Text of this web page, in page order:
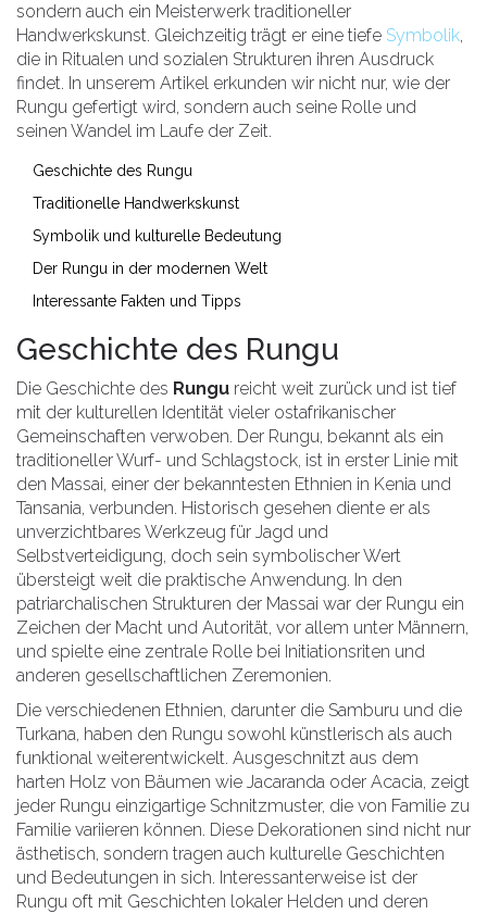
sondern auch ein Meisterwerk traditioneller
Handwerkskunst. Gleichzeitig trägt er eine tiefe Symbolik,
die in Ritualen und sozialen Strukturen ihren Ausdruck
findet. In unserem Artikel erkunden wir nicht nur, wie der
Rungu gefertigt wird, sondern auch seine Rolle und
seinen Wandel im Laufe der Zeit.
Geschichte des Rungu
Traditionelle Handwerkskunst
Symbolik und kulturelle Bedeutung
Der Rungu in der modernen Welt
Interessante Fakten und Tipps
Geschichte des Rungu
Die Geschichte des Rungu reicht weit zurück und ist tief
mit der kulturellen Identität vieler ostafrikanischer
Gemeinschaften verwoben. Der Rungu, bekannt als ein
traditioneller Wurf- und Schlagstock, ist in erster Linie mit
den Massai, einer der bekanntesten Ethnien in Kenia und
Tansania, verbunden. Historisch gesehen diente er als
unverzichtbares Werkzeug für Jagd und
Selbstverteidigung, doch sein symbolischer Wert
übersteigt weit die praktische Anwendung. In den
patriarchalischen Strukturen der Massai war der Rungu ein
Zeichen der Macht und Autorität, vor allem unter Männern,
und spielte eine zentrale Rolle bei Initiationsriten und
anderen gesellschaftlichen Zeremonien.
Die verschiedenen Ethnien, darunter die Samburu und die
Turkana, haben den Rungu sowohl künstlerisch als auch
funktional weiterentwickelt. Ausgeschnitzt aus dem
harten Holz von Bäumen wie Jacaranda oder Acacia, zeigt
jeder Rungu einzigartige Schnitzmuster, die von Familie zu
Familie variieren können. Diese Dekorationen sind nicht nur
ästhetisch, sondern tragen auch kulturelle Geschichten
und Bedeutungen in sich. Interessanterweise ist der
Rungu oft mit Geschichten lokaler Helden und deren